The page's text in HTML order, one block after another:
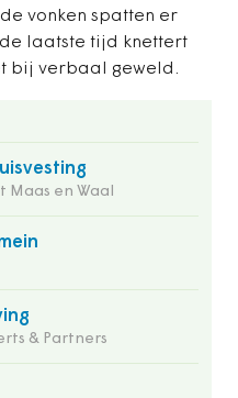
vonken spatten er
laatste tijd knettert
bij verbaal geweld.
Maas en Waal
& Partners